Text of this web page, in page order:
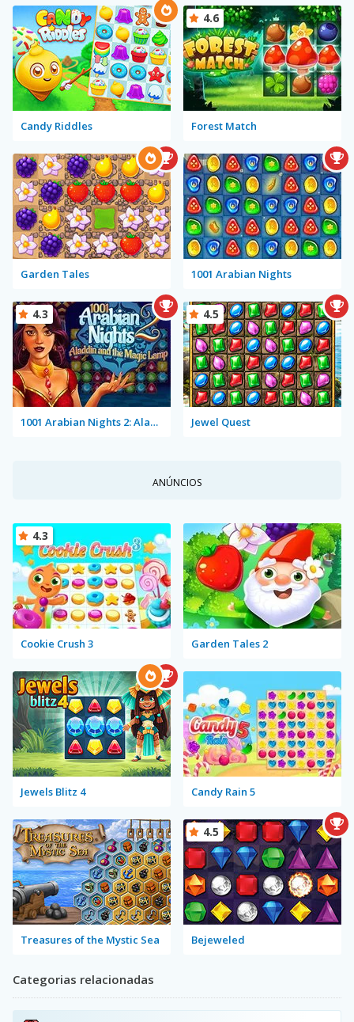
Candy Riddles Forest Match
4.6
Garden Tales 1001 Arabian Nights
1001 Arabian Nights 2: Aladdin and the Magic Lamp
4.3
Jewel Quest
4.5
ANÚNCIOS
Cookie Crush 3
4.3
Garden Tales 2
Jewels Blitz 4 Candy Rain 5
Treasures of the Mystic Sea Bejeweled
4.5
Categorias relacionadas